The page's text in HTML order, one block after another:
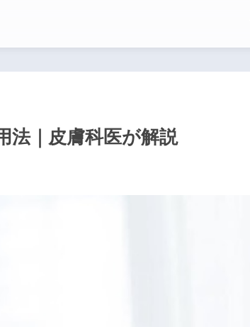
法｜皮膚科医が解説